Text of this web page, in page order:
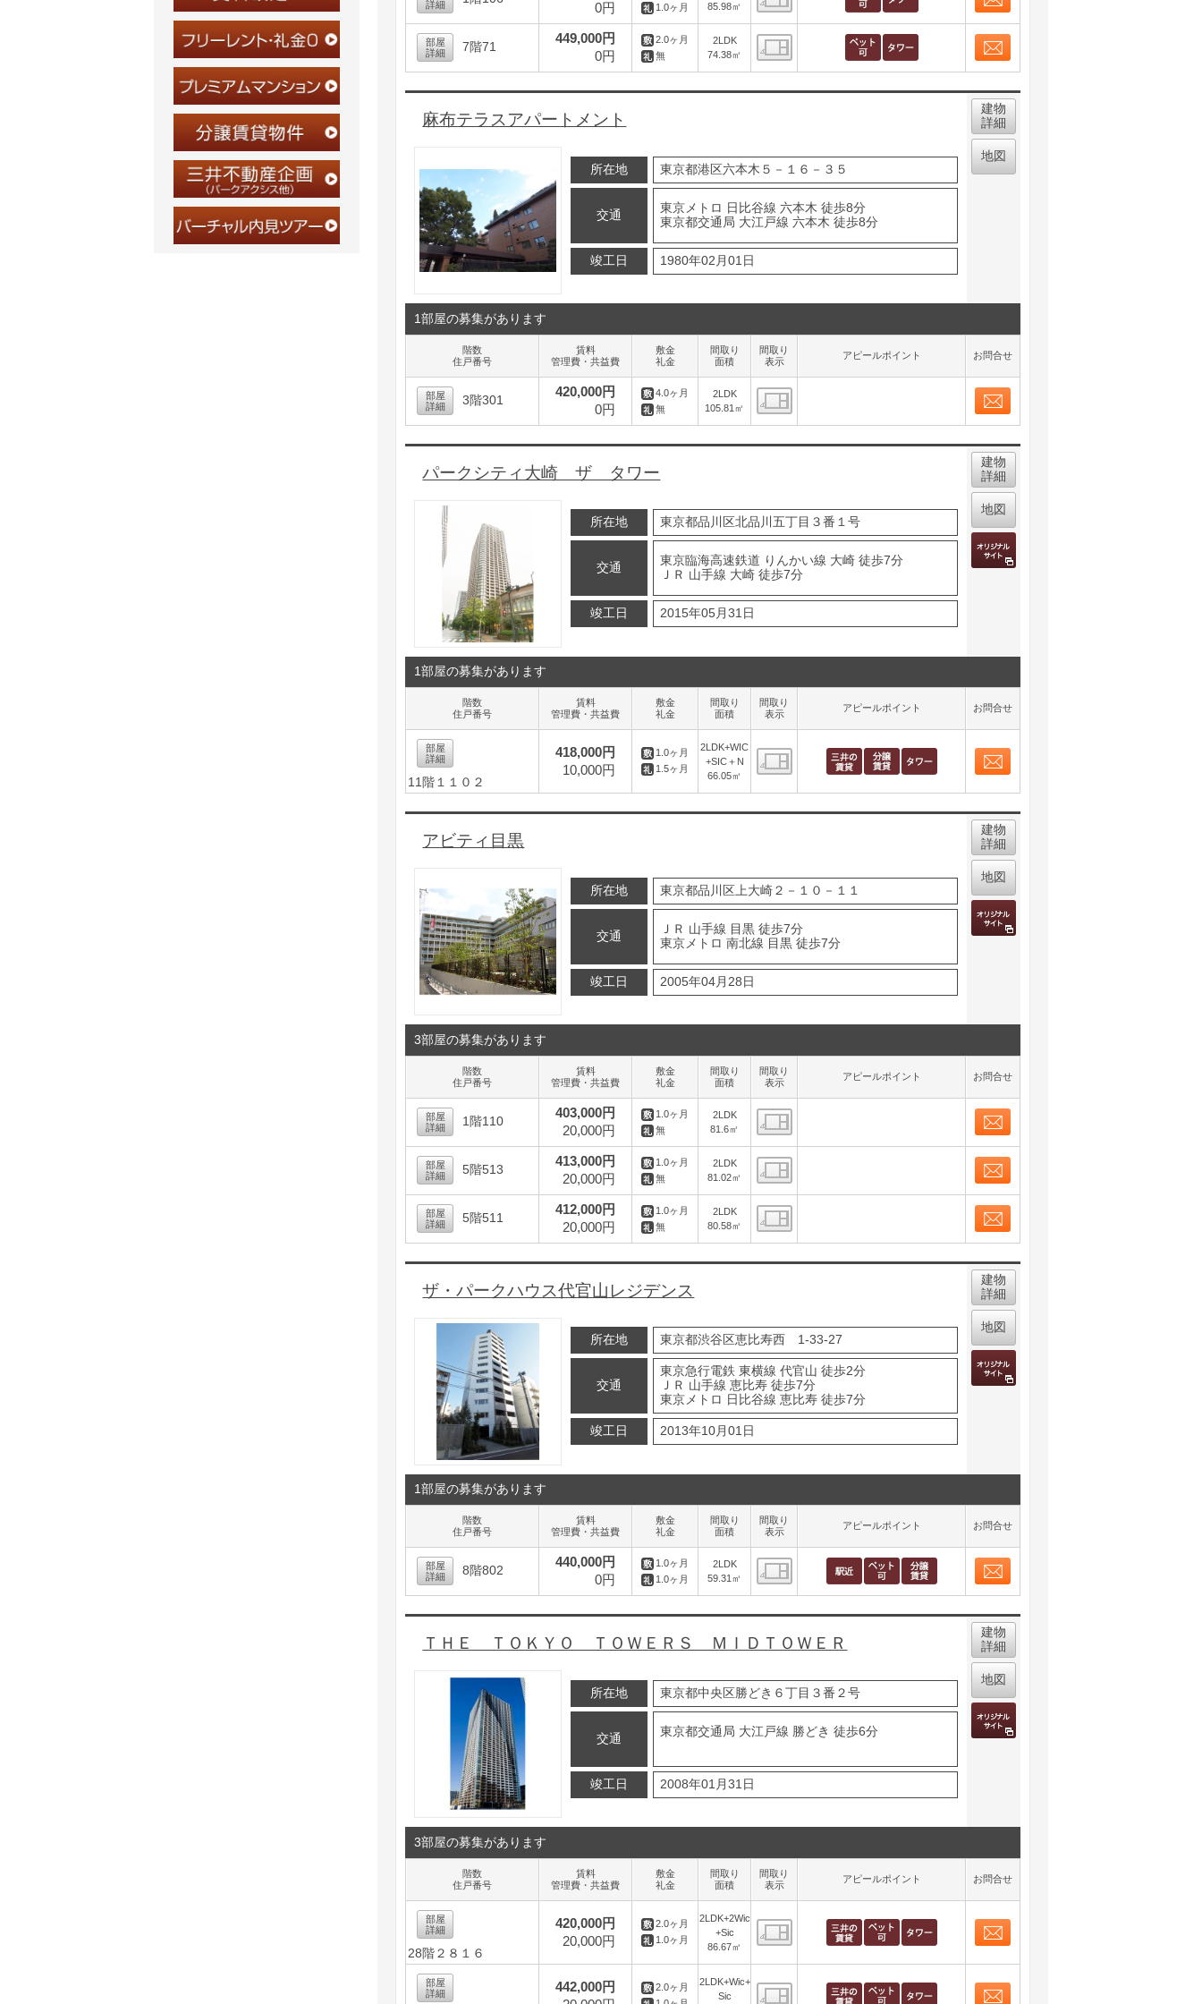
詳細 0円 1.0ヶ月 85.98㎡
間取り表示
部屋
詳細
7階71
449,000円
0円
2.0ヶ月
無
2LDK
74.38㎡
間取り表示
麻布テラスアパートメント
所在地 東京都港区六本木５－１６－３５
交通
東京メトロ 日比谷線 六本木 徒歩8分
東京都交通局 大江戸線 六本木 徒歩8分
竣工日 1980年02月01日
建物
詳細
地図
1部屋の募集があります
階数
住戸番号
賃料
管理費・共益費
敷金
礼金
間取り
面積
間取り
表示
アピールポイント お問合せ
部屋
詳細
3階301
420,000円
0円
4.0ヶ月
無
2LDK
105.81㎡
間取り表示
パークシティ大崎 ザ タワー
所在地 東京都品川区北品川五丁目３番１号
交通
東京臨海高速鉄道 りんかい線 大崎 徒歩7分
ＪＲ 山手線 大崎 徒歩7分
竣工日 2015年05月31日
建物
詳細
地図
1部屋の募集があります
階数
住戸番号
賃料
管理費・共益費
敷金
礼金
間取り
面積
間取り
表示
アピールポイント お問合せ
部屋
詳細
11階１１０２
418,000円
10,000円
1.0ヶ月
1.5ヶ月
2LDK+WIC
+SIC＋N
66.05㎡
アビティ目黒
所在地 東京都品川区上大崎２－１０－１１
交通
ＪＲ 山手線 目黒 徒歩7分
東京メトロ 南北線 目黒 徒歩7分
竣工日 2005年04月28日
建物
詳細
地図
3部屋の募集があります
階数
住戸番号
賃料
管理費・共益費
敷金
礼金
間取り
面積
間取り
表示
アピールポイント お問合せ
部屋
詳細
1階110
403,000円
20,000円
1.0ヶ月
無
2LDK
81.6㎡
間取り表示
部屋
詳細
5階513
413,000円
20,000円
1.0ヶ月
無
2LDK
81.02㎡
間取り表示
部屋
詳細
5階511
412,000円
20,000円
1.0ヶ月
無
2LDK
80.58㎡
間取り表示
ザ・パークハウス代官山レジデンス
所在地 東京都渋谷区恵比寿西 1-33-27
交通
東京急行電鉄 東横線 代官山 徒歩2分
ＪＲ 山手線 恵比寿 徒歩7分
東京メトロ 日比谷線 恵比寿 徒歩7分
竣工日 2013年10月01日
建物
詳細
地図
1部屋の募集があります
階数
住戸番号
賃料
管理費・共益費
敷金
礼金
間取り
面積
間取り
表示
アピールポイント お問合せ
部屋
詳細
8階802
440,000円
0円
1.0ヶ月
1.0ヶ月
2LDK
59.31㎡
間取り表示
ＴＨＥ ＴＯＫＹＯ ＴＯＷＥＲＳ ＭＩＤＴＯＷＥＲ
所在地 東京都中央区勝どき６丁目３番２号
交通
東京都交通局 大江戸線 勝どき 徒歩6分
竣工日 2008年01月31日
建物
詳細
地図
3部屋の募集があります
階数
住戸番号
賃料
管理費・共益費
敷金
礼金
間取り
面積
間取り
表示
アピールポイント お問合せ
部屋
詳細
28階２８１６
420,000円
20,000円
2.0ヶ月
1.0ヶ月
2LDK+2Wic
+Sic
86.67㎡
部屋
詳細
442,000円
2.0ヶ月
2LDK+Wic+
Sic